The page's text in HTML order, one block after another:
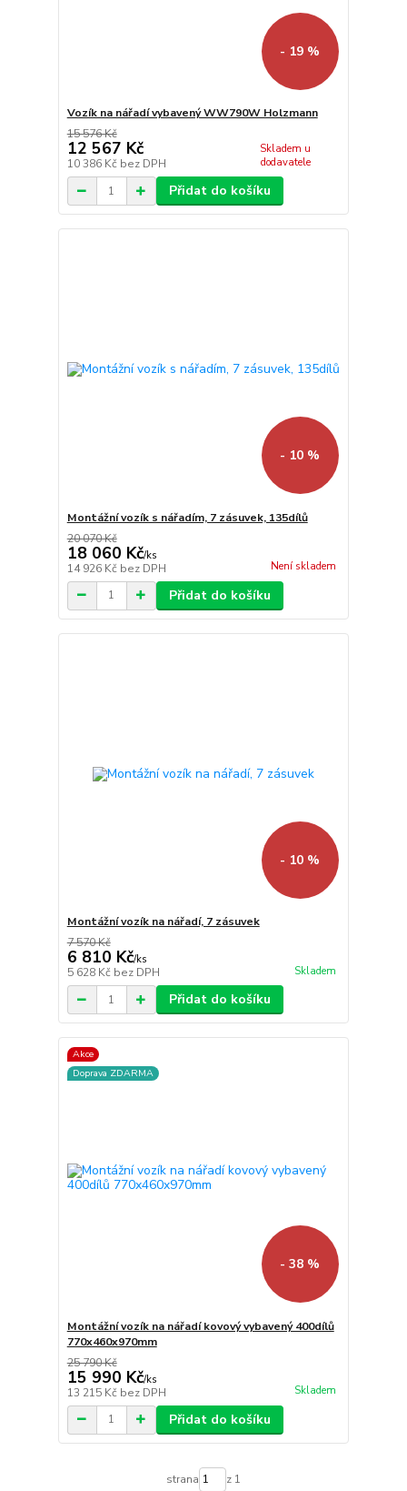
- 19 %
Vozík na nářadí vybavený WW790W Holzmann
15 576 Kč
12 567 Kč
10 386 Kč bez DPH
Skladem u
dodavatele
Přidat do košíku
- 10 %
Montážní vozík s nářadím, 7 zásuvek, 135dílů
20 070 Kč
18 060 Kč/ks
14 926 Kč bez DPH Není skladem
Přidat do košíku
- 10 %
Montážní vozík na nářadí, 7 zásuvek
7 570 Kč
6 810 Kč/ks
5 628 Kč bez DPH Skladem
Přidat do košíku
Akce
Doprava ZDARMA
- 38 %
Montážní vozík na nářadí kovový vybavený 400dílů
770x460x970mm
25 790 Kč
15 990 Kč/ks
13 215 Kč bez DPH Skladem
Přidat do košíku
strana z 1